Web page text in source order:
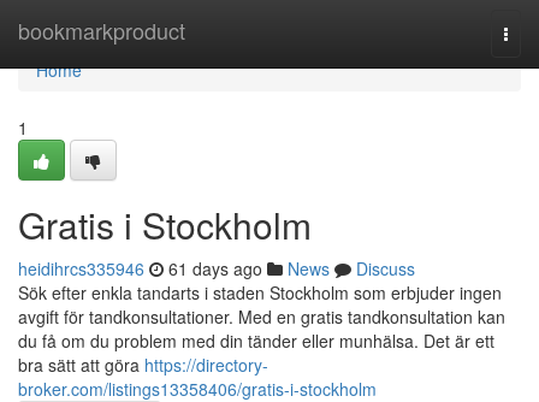
bookmarkproduct
Home
Home
1
Gratis i Stockholm
heidihrcs335946 61 days ago News
Discuss
Sök efter enkla tandarts i staden Stockholm som erbjuder ingen
avgift för tandkonsultationer. Med en gratis tandkonsultation kan
du få om du problem med din tänder eller munhälsa. Det är ett
bra sätt att göra https://directory-
broker.com/listings13358406/gratis-i-stockholm